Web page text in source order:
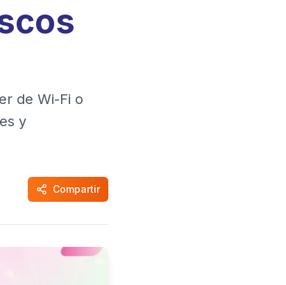
de Wi-Fi o
y
Compartir